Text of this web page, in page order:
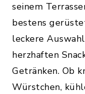
seinem
bestens
leckere
herzhaften
Getränken. Ob
Würstchen,